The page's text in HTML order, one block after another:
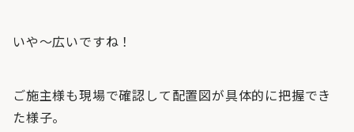
いや～広いですね！
ご施主様も現場で確認して配置図が具体的に把握でき
た様子。